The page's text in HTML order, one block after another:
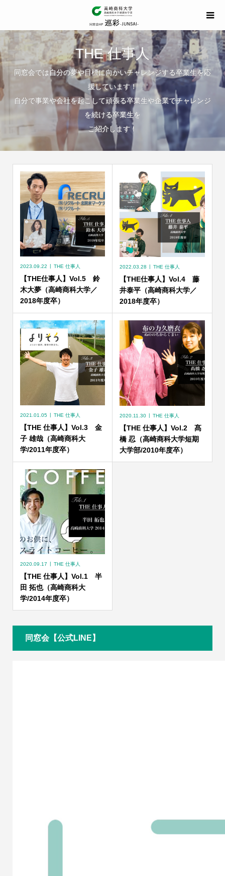
THE 仕事人
同窓会では自分の夢や目標に向かいチャレンジする卒業生を応
援しています！
自分で事業や会社を起こして頑張る卒業生や企業でチャレンジ
を続ける卒業生を
ご紹介します！
2023.09.22 THE 仕事人
【THE仕事人】Vol.5 鈴
木大夢（高崎商科大学／
2018年度卒）
2022.03.28 THE 仕事人
【THE仕事人】Vol.4 藤
井泰平（高崎商科大学／
2018年度卒）
2021.01.05 THE 仕事人
【THE 仕事人】Vol.3 金
子 雄哉（高崎商科大
学/2011年度卒）
2020.11.30 THE 仕事人
【THE 仕事人】Vol.2 髙
橋 忍（高崎商科大学短期
大学部/2010年度卒）
2020.09.17 THE 仕事人
【THE 仕事人】Vol.1 半
田 拓也（高崎商科大
学/2014年度卒）
同窓会【公式LINE】